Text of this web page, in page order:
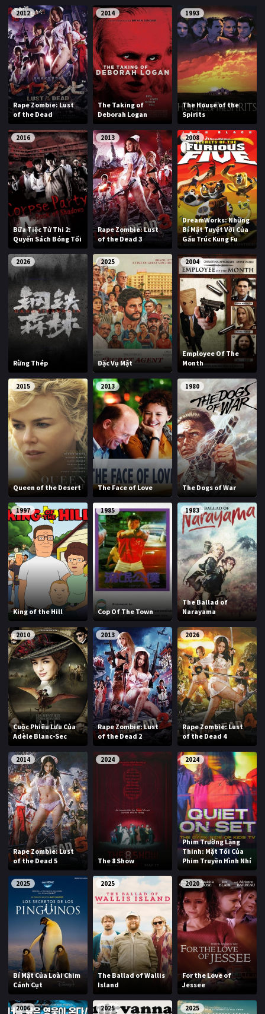
PHIM MỚI
PHIM BỘ
PHIM LẺ
PHIM CHIẾU RẠP
TUYỂN TẬP PHIM
BLOG
2012
Rape Zombie: Lust
of the Dead
2014
The Taking of
Deborah Logan
1993
The House of the
Spirits
2016
Bữa Tiệc Tử Thi 2:
Quyển Sách Bóng Tối
2013
Rape Zombie: Lust
of the Dead 3
2008
DreamWorks: Những
Bí Mật Tuyệt Vời Của
Gấu Trúc Kung Fu
2026
Rừng Thép
2025
Đặc Vụ Mật
2004
Employee Of The
Month
2015
Queen of the Desert
2013
The Face of Love
1980
The Dogs of War
1997
King of the Hill
1985
Cop Of The Town
1983
The Ballad of
Narayama
2010
Cuộc Phiêu Lưu Của
Adèle Blanc-Sec
2013
Rape Zombie: Lust
of the Dead 2
2026
Rape Zombie: Lust
of the Dead 4
2014
Rape Zombie: Lust
of the Dead 5
2024
The 8 Show
2024
Phim Trường Lặng
Thinh: Mặt Tối Của
Phim Truyền Hình Nhí
2025
Bí Mật Của Loài Chim
Cánh Cụt
2025
The Ballad of Wallis
Island
2020
For the Love of
Jessee
2006 2025 2025